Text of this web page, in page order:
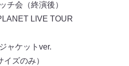
チ会（終演後）
LIVE TOUR
ャケットver.
ズのみ）